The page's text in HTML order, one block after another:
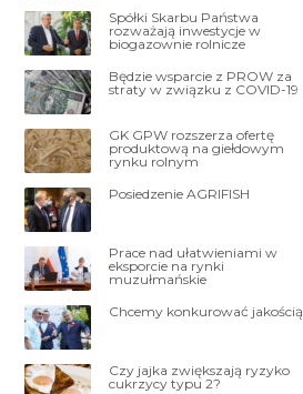
Spółki Skarbu Państwa
rozważają inwestycje w
biogazownie rolnicze
Będzie wsparcie z PROW za
straty w związku z COVID-19
GK GPW rozszerza ofertę
produktową na giełdowym
rynku rolnym
Posiedzenie AGRIFISH
Prace nad ułatwieniami w
eksporcie na rynki
muzułmańskie
Chcemy konkurować jakością
Czy jajka zwiększają ryzyko
cukrzycy typu 2?